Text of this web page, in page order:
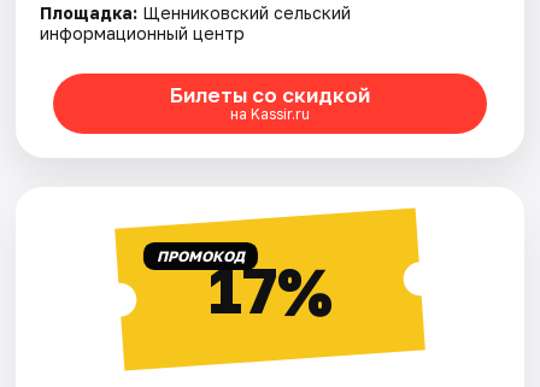
Площадка: Щенниковский сельский
информационный центр
Билеты со скидкой
на Kassir.ru
ПРОМОКОД17%